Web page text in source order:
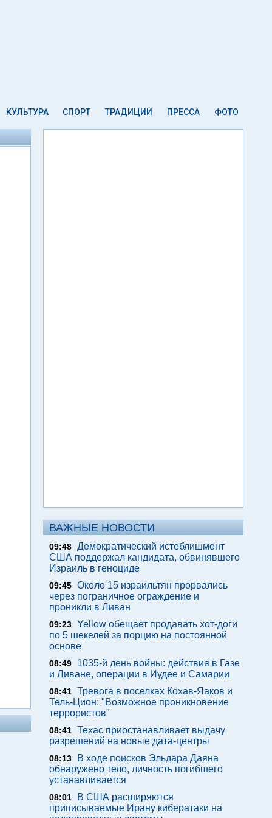
КУЛЬТУРА СПОРТ ТРАДИЦИИ ПРЕССА ФОТО
ВАЖНЫЕ НОВОСТИ
09:48 Демократический истеблишмент
США поддержал кандидата, обвинявшего
Израиль в геноциде
09:45 Около 15 израильтян прорвались
через пограничное ограждение и
проникли в Ливан
09:23 Yellow обещает продавать хот-доги
по 5 шекелей за порцию на постоянной
основе
08:49
1035-й день войны: действия в Газе
и Ливане, операции в Иудее и Самарии
08:41 Тревога в поселках Кохав-Яаков и
Тель-Цион: "Возможное проникновение
террористов"
08:41 Техас приостанавливает выдачу
разрешений на новые дата-центры
08:13
В ходе поисков Эльдара Даяна
обнаружено тело, личность погибшего
устанавливается
08:01
В США расширяются
приписываемые Ирану кибератаки на